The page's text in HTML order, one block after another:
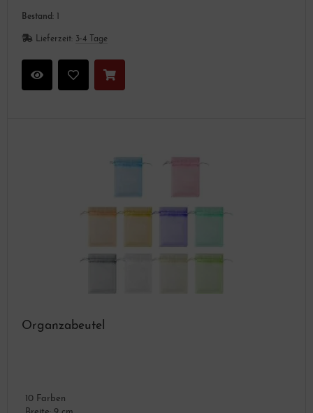
Bestand:
Lieferzeit: 3-4 Tage
Organzabeutel
10 Farben